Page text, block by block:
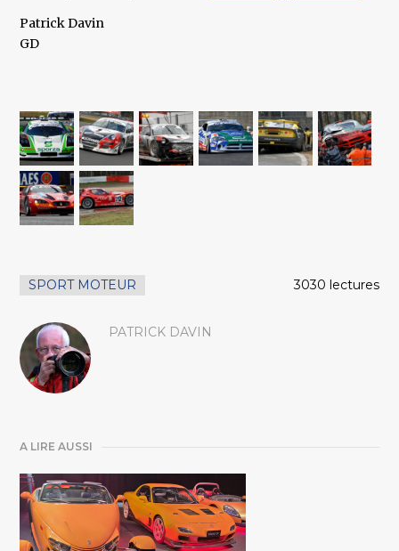
Patrick Davin
GD
SPORT MOTEUR 3030 lectures
PATRICK DAVIN
A LIRE AUSSI